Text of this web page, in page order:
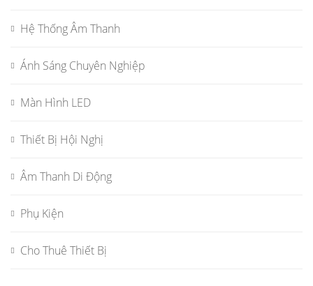
Hệ Thống Âm Thanh
Ánh Sáng Chuyên Nghiệp
Màn Hình LED
Thiết Bị Hội Nghị
Âm Thanh Di Động
Phụ Kiện
Cho Thuê Thiết Bị